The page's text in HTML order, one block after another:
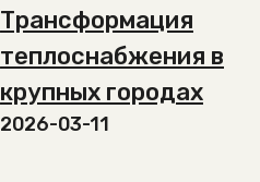
Трансформация
теплоснабжения в
крупных городах
2026-03-11